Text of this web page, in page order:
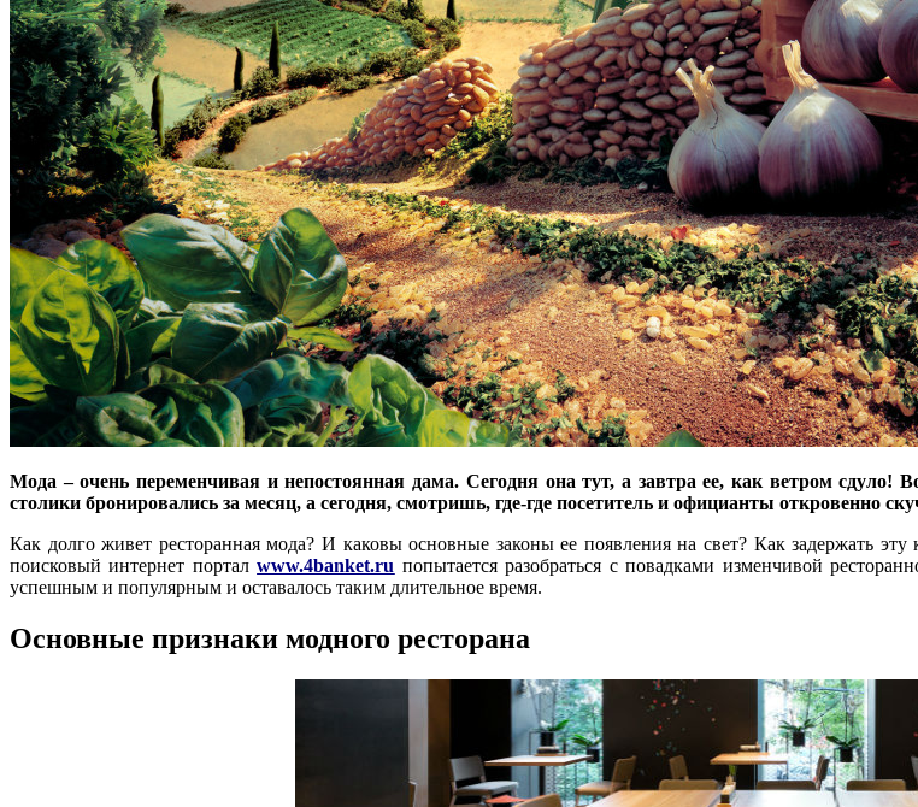
Мода – очень переменчивая и непостоянная дама. Сегодня она тут, а завтра ее, как ветром сдуло!
столики бронировались за месяц, а сегодня, смотришь, где-где посетитель и официанты откровенно
Как долго живет ресторанная мода? И каковы основные законы ее появления на свет? Как задержать
поисковый интернет порталwww.4banket.ru попытается разобраться с повадками изменчивой
успешным и популярным и оставалось таким длительное время.
Основные признаки модного ресторана